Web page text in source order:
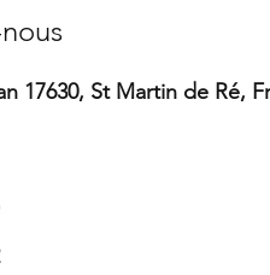
17630, St Martin de Ré,